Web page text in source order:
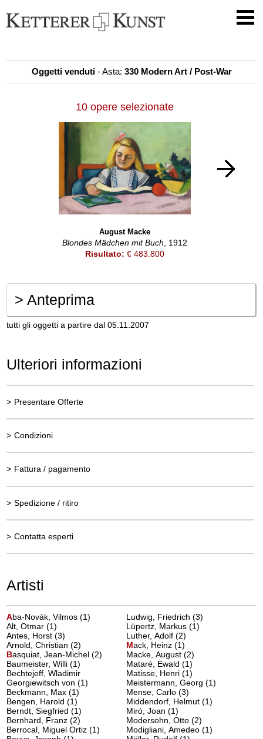
Oggetti venduti- Asta: 330 Modern Art / Post-War
10 opere selezionate
August Macke
Blondes Mädchen mit Buch, 1912
Risultato: € 483.800
>Anteprima
tutti gli oggetti a partire dal 05.11.2007
Ulteriori informazioni
> Presentare Offerte
> Condizioni
> Fattura / pagamento
> Spedizione / ritiro
> Contatta esperti
Artisti
Aba-Novák, Vilmos(1)
Alt, Otmar (1)
Antes, Horst (3)
Arnold, Christian (2)
Basquiat, Jean-Michel(2)
Baumeister, Willi (1)
Bechtejeff, Wladimir
Georgiewitsch von (1)
Beckmann, Max (1)
Bengen, Harold (1)
Berndt, Siegfried (1)
Bernhard, Franz (2)
Berrocal, Miguel Ortiz (1)
Ludwig, Friedrich (3)
Lüpertz, Markus (1)
Luther, Adolf (2)
Mack, Heinz(1)
Macke, August (2)
Mataré, Ewald (1)
Matisse, Henri (1)
Meistermann, Georg (1)
Mense, Carlo (3)
Middendorf, Helmut (1)
Miró, Joan (1)
Modersohn, Otto (2)
Modigliani, Amedeo (1)